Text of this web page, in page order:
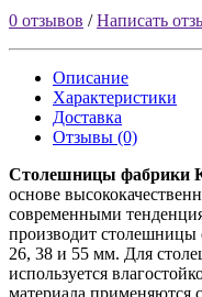
0 отзывов /Написать
Описание
Характеристики
Доставка
Отзывы (0)
Столешницы фабрики
основе
современными
производит столешницы
26, 38 и 55 мм. Для
используется